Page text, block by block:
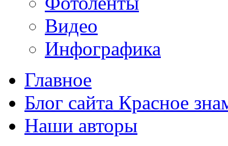
Видео
Инфографика
Главное
Блог сайта Красное
Наши авторы